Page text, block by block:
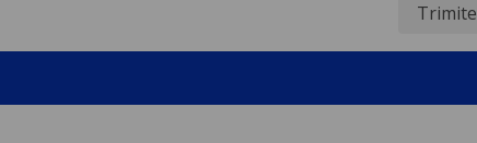
Trimite